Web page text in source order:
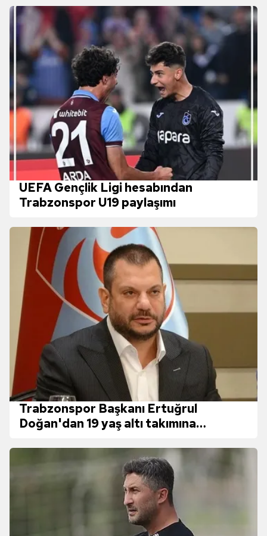
UEFA Gençlik Ligi hesabından
Trabzonspor U19 paylaşımı
Trabzonspor Başkanı Ertuğrul
Doğan'dan 19 yaş altı takımına